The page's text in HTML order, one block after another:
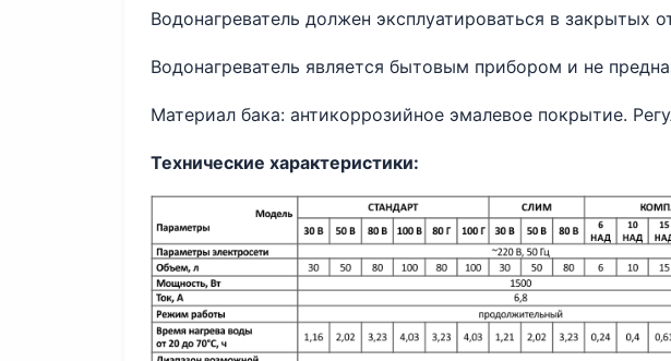
Водонагреватель должен эксплуатироваться в закрытых
Водонагреватель является бытовым прибором и не
Материал бака: антикоррозийное эмалевое покрытие.
Технические характеристики: